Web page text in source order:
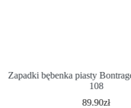
Zapadki bębenka piasty
108
89.90zł